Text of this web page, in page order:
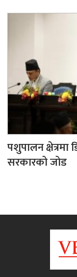
पशुपालन क्षेत्रमा
सरकारको जोड